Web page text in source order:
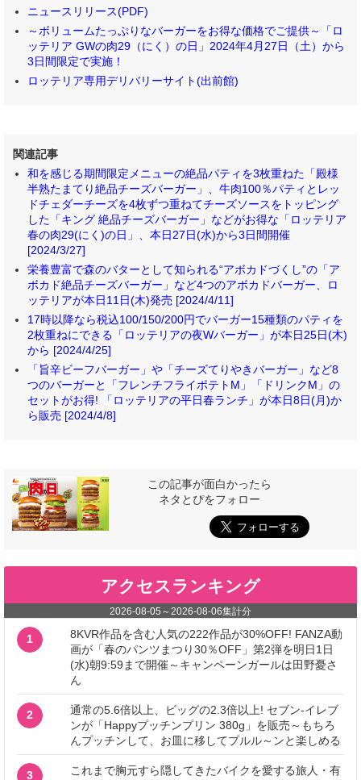
ニュースリリース(PDF)
～ボリュームたっぷりなバーガーをお得な価格でご提供～「ロ
ッテリア GWの肉29（にく）の日」2024年4月27日（土）から
3日間限定で実施！
ロッテリア専用デリバリーサイト(出前館)
関連記事
和を感じる期間限定メニューの絶品パティを3枚重ねた「殿様
半熟たまてり絶品チーズバーガー」、牛肉100％パティとレッ
ドチェダーチーズを4枚ずつ重ねてチーズソースをトッピング
した「キング 絶品チーズバーガー」などがお得な「ロッテリア
春の肉29(にく)の日」、本日27日(水)から3日間開催
[2024/3/27]
栄養豊富で森のバターとして知られる“アボカドづくし”の「ア
ボカド絶品チーズバーガー」など4つのアボカドバーガー、ロ
ッテリアが本日11日(木)発売 [2024/4/11]
17時以降なら税込100/150/200円でバーガー15種類のパティを
2枚重ねにできる「ロッテリアの夜Wバーガー」が本日25日(木)
から [2024/4/25]
「旨辛ビーフバーガー」や「チーズてりやきバーガー」など8
つのバーガーと「フレンチフライポテトM」「ドリンクM」の
セットがお得! 「ロッテリアの平日春ランチ」が本日8日(月)か
ら販売 [2024/4/8]
この記事が面白かったら
ネタとぴをフォロー
アクセスランキング
2026-08-05 ～2026-08-06集計分
1
8KVR作品を含む人気の222作品が30%OFF! FANZA動
画が「春のパンツまつり30％OFF」第2弾を明日1日
(水)朝9:59まで開催～キャンペーンガールは田野憂さ
ん
2
通常の5.6倍以上、ビッグの2.3倍以上! セブン‐イレブ
ンが「Happyプッチンプリン 380g」を販売～もちろ
んプッチンして、お皿に移してプルル～ンと楽しめる
3
これまで胸元すら隠してきたバイクを愛する旅人・有